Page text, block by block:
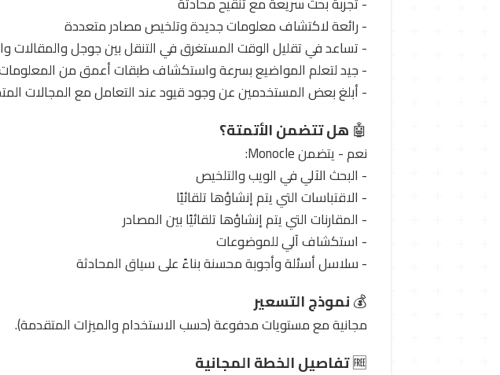
- رائعة لاكتشاف معلومات جديدة وتلخيص مصادر متعددة
- تساعد في تقليل الوقت المستغرق في التنقل بين جوجل والمقالات
- جيد لتعلم المواضيع بسرعة واستكشاف طبقات أعمق من
- أبلغ بعض المستخدمين عن وجود قيود عند التعامل مع المجالات
🤖 هل تتضمن الأتمتة؟
نعم - يتضمن Monocle:
- البحث الآلي في الويب والتلخيص
- الاقتباسات التي يتم إنشاؤها تلقائيًا
- المقارنات التي يتم إنشاؤها تلقائيًا بين المصادر
- استكشاف آلي للموضوعات
- سلاسل أسئلة وأجوبة محسنة بناءً على سياق المحادثة
💰نموذج التسعير
مجانية مع مستويات مدفوعة (حسب الاستخدام والميزات المتقدمة).
🆓تفاصيل الخطة المجانية